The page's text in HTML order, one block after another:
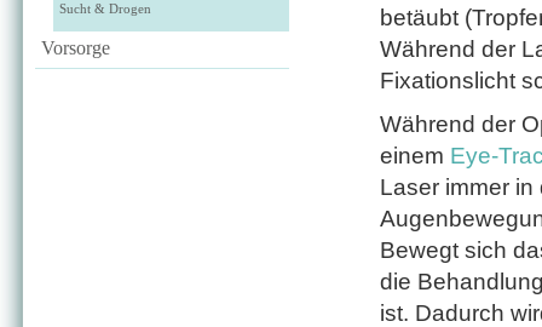
Sucht & Drogen
Vorsorge
betäubt
Während der
Fixationslicht
Während der
einem Eye-
Laser immer in
Bewegt sich
die
ist. Dadurch